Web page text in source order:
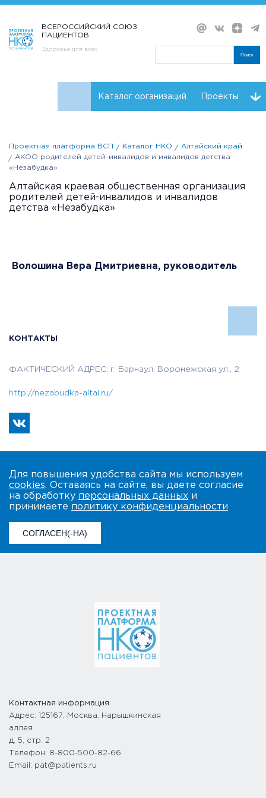
ВСЕРОССИЙСКИЙ СОЮЗ
ПАЦИЕНТОВ
Здоровье для всех
Поиск
Каталог организаций Проекты
Проектная платформа ВСП Каталог НКО
Алтайский край
АКОО родителей детей-инвалидов и инвалидов детства
«Незабудка»
Алтайская краевая общественная организация
родителей детей-инвалидов и инвалидов
детства «Незабудка»
Волошина Вера Дмитриевна, руководитель
КОНТАКТЫ
ФАКТИЧЕСКИЙ АДРЕС: г. Барнаул, Воронежская ул., 2
http://nezabudka-altai.ru/
Для повышения удобства сайта мы используем
cookies. Оставаясь на сайте, вы даете согласие
на обработку персональных данных и
принимаете политику конфиденциальности
СОГЛАСЕН(-НА)
Контактная информация
Адрес: 125167, Москва, Нарышкинская
аллея
д. 5, стр. 2
Телефон: 8-800-500-82-66
Email: pat@patients.ru